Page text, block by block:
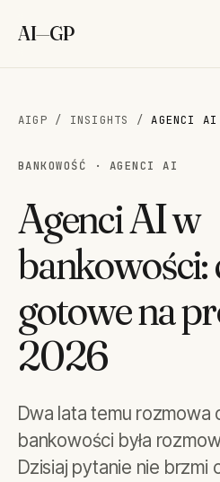
AI—GP
AIGP / INSIGHTS /AGENCI AI
BANKOWOŚĆ · AGENCI AI
Agenci AI w
bankowości:
gotowe na
2026
Dwa lata temu rozmowa
bankowości była
Dzisiaj pytanie nie brzmi